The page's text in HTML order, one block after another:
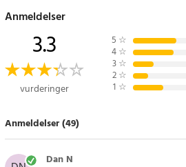
Anmeldelser
3.3
vurderinger
5 ☆
4 ☆
3 ☆
2 ☆
1 ☆
Anmeldelser (49)
Dan N